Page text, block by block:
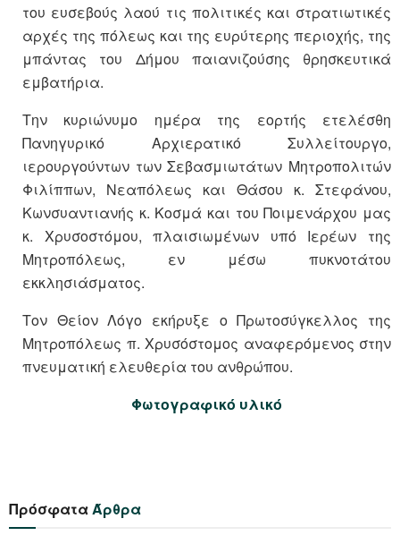
του ευσεβούς λαού τις πολιτικές και στρατιωτικές
αρχές της πόλεως και της ευρύτερης περιοχής, της
μπάντας του Δήμου παιανιζούσης θρησκευτικά
εμβατήρια.
Την κυριώνυμο ημέρα της εορτής ετελέσθη
Πανηγυρικό Αρχιερατικό Συλλείτουργο,
ιερουργούντων των Σεβασμιωτάτων Μητροπολιτών
Φιλίππων, Νεαπόλεως και Θάσου κ. Στεφάνου,
Κωνσυαντιανής κ. Κοσμά και του Ποιμενάρχου μας
κ. Χρυσοστόμου, πλαισιωμένων υπό Ιερέων της
Μητροπόλεως, εν μέσω πυκνοτάτου
εκκλησιάσματος.
Τον Θείον Λόγο εκήρυξε ο Πρωτοσύγκελλος της
Μητροπόλεως π. Χρυσόστομος αναφερόμενος στην
πνευματική ελευθερία του ανθρώπου.
Φωτογραφικό υλικό
ΠρόσφαταΆρθρα